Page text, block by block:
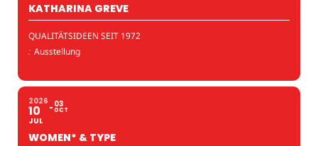
KATHARINA GREVE
QUALITÄTSIDEEN SEIT 1972
: Ausstellung
2026
10
JUL
03
OCT
WOMEN* & TYPE